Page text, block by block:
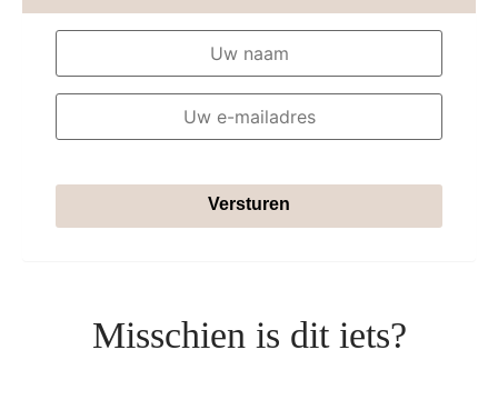
Versturen
Misschien is dit iets?